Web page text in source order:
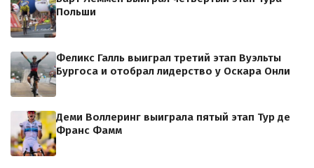
Польши
Феликс Галль выиграл третий этап Вуэльты
Бургоса и отобрал лидерство у Оскара Онли
Деми Воллеринг выиграла пятый этап Тур де
Франс Фамм